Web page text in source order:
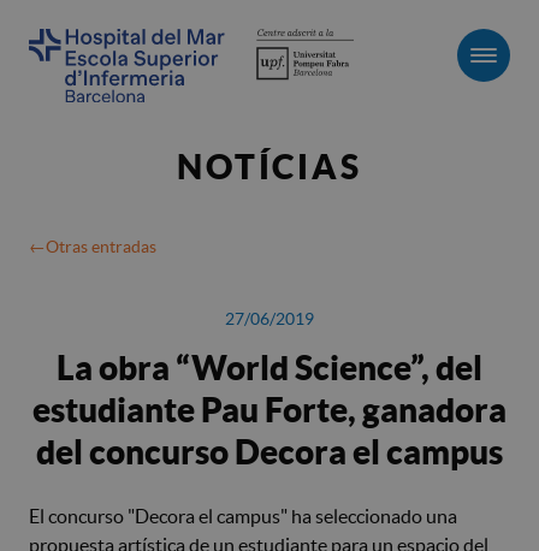
NOTÍCIAS
Otras entradas
27/06/2019
La obra “World Science”, del
estudiante Pau Forte, ganadora
del concurso Decora el campus
El concurso "Decora el campus" ha seleccionado una
propuesta artística de un estudiante para un espacio del